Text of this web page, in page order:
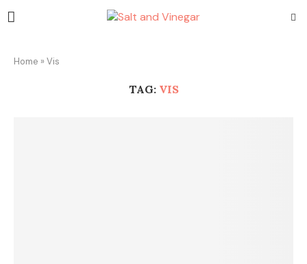
Home » Vis
TAG: VIS